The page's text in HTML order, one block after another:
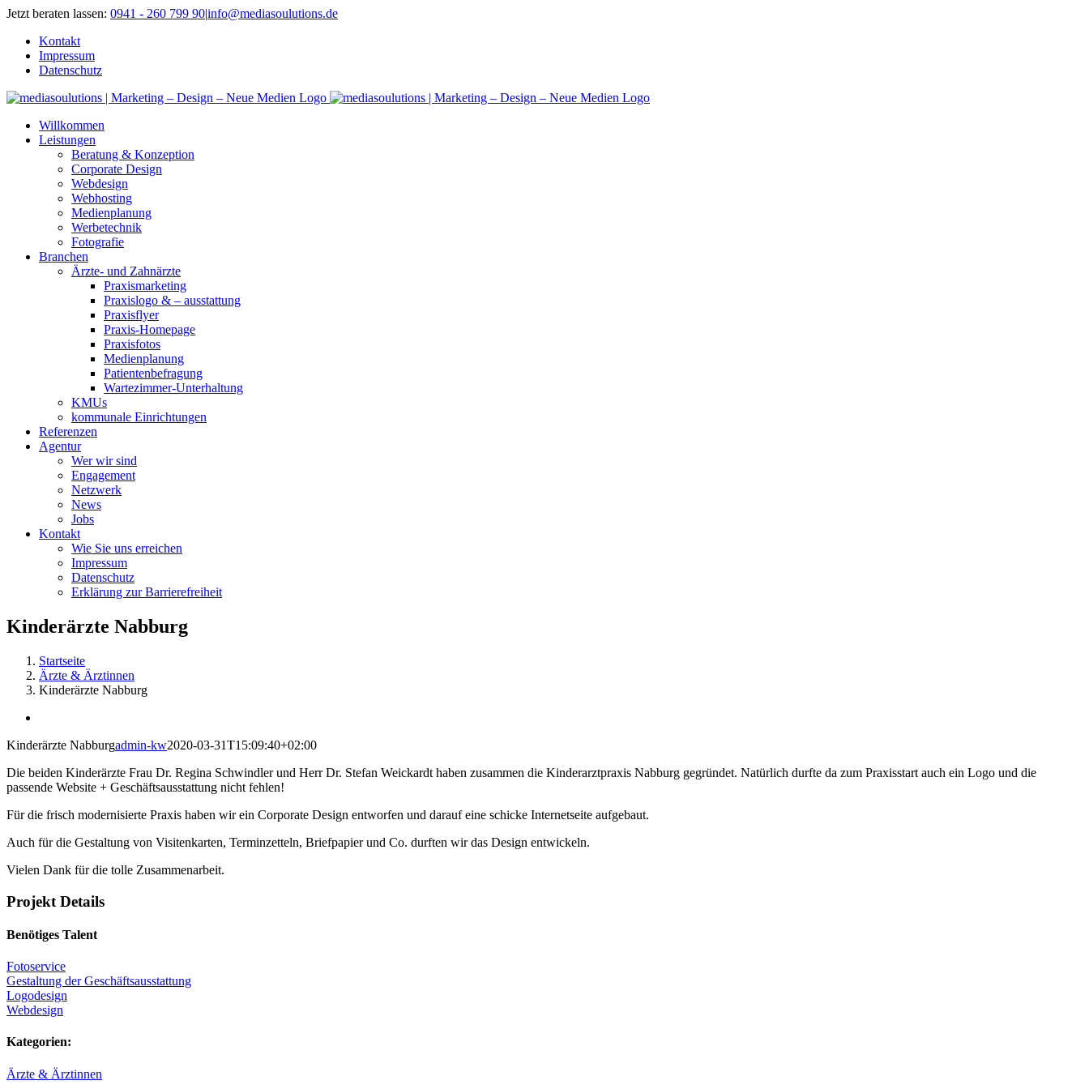
Zum
springen
Jetzt beraten lassen: 0941 - 260 799 90|info@mediasoulutions.de
Kontakt
Impressum
Datenschutz
Willkommen
Leistungen
Beratung & Konzeption
Corporate Design
Webdesign
Webhosting
Medienplanung
Werbetechnik
Fotografie
Branchen
Ärzte- und Zahnärzte
Praxismarketing
Praxislogo & – ausstattung
Praxisflyer
Praxis-Homepage
Praxisfotos
Medienplanung
Patientenbefragung
Wartezimmer-Unterhaltung
KMUs
kommunale Einrichtungen
Referenzen
Agentur
Wer wir sind
Engagement
Netzwerk
News
Jobs
Kontakt
Wie Sie uns erreichen
Impressum
Datenschutz
Erklärung zur Barrierefreiheit
Kinderärzte Nabburg
Startseite
Ärzte & Ärztinnen
Kinderärzte Nabburg
Kinderärzte Nabburgadmin-kw2020-03-31T15:09:40+02:00
Die beiden Kinderärzte Frau Dr. Regina Schwindler und Herr Dr. Stefan Weickardt haben zusammen die Kinderarztpraxis Nabburg gegründet. Natürlich durfte da zum Praxisstart auch ein Logo und die
passende Website + Geschäftsausstattung nicht fehlen!
Für die frisch modernisierte Praxis haben wir ein Corporate Design entworfen und darauf eine schicke Internetseite aufgebaut.
Auch für die Gestaltung von Visitenkarten, Terminzetteln, Briefpapier und Co. durften wir das Design entwickeln.
Vielen Dank für die tolle Zusammenarbeit.
Projekt Details
Benötiges Talent
Fotoservice
Gestaltung der Geschäftsausstattung
Logodesign
Webdesign
Kategorien:
Ärzte & Ärztinnen